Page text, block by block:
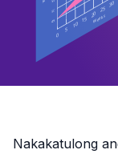
Nakakatulong